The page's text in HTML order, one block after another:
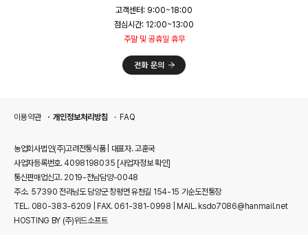
고객센터: 9:00~18:00
점심시간: 12:00~13:00
주말 및 공휴일 휴무
이용약관 개인정보처리방침 FAQ
농업회사법인(주)고려전통식품 | 대표자. 고훈국
사업자등록번호. 4098198035 [사업자정보 확인]
통신판매업신고. 2019-전남담양-0048
주소. 57390 전라남도 담양군 창평면 유천길 154-15 기순도전통장
TEL. 080-383-6209 | FAX. 061-381-0998 | MAIL. ksdo7086@hanmail.net
HOSTING BY (주)위드소프트